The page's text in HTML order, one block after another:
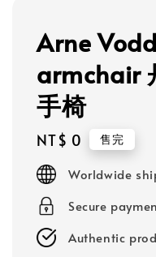
Arne
armchair
手椅
Regular
price
NT$ 0 售完
Worldwide
Secure
Authentic